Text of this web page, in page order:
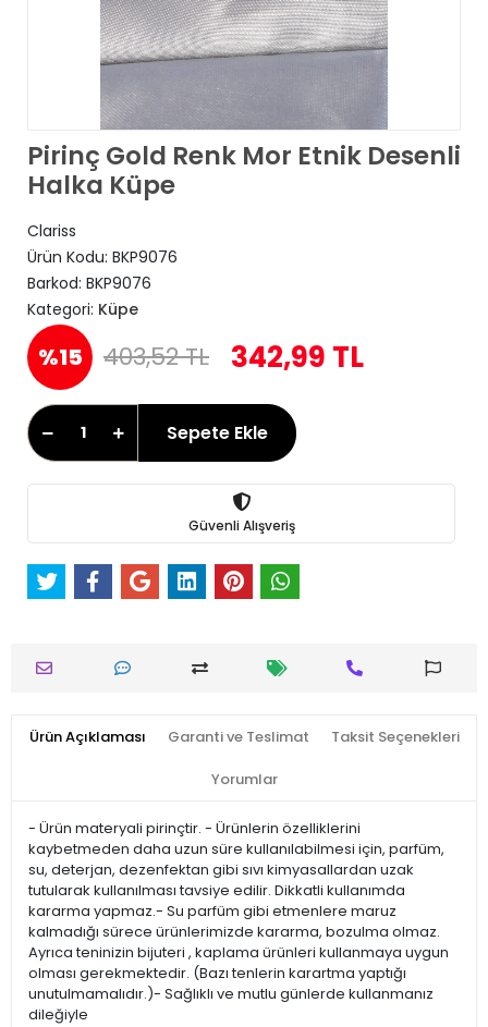
Pirinç Gold Renk Mor Etnik Desenli
Halka Küpe
Clariss
Ürün Kodu: BKP9076
Barkod: BKP9076
Kategori: Küpe
%15 403,52 TL 342,99 TL
Sepete Ekle
Güvenli Alışveriş
Ürün Açıklaması Garanti ve Teslimat Taksit Seçenekleri
Yorumlar
- Ürün materyali pirinçtir. - Ürünlerin özelliklerini
kaybetmeden daha uzun süre kullanılabilmesi için, parfüm,
su, deterjan, dezenfektan gibi sıvı kimyasallardan uzak
tutularak kullanılması tavsiye edilir. Dikkatli kullanımda
kararma yapmaz.- Su parfüm gibi etmenlere maruz
kalmadığı sürece ürünlerimizde kararma, bozulma olmaz.
Ayrıca teninizin bijuteri , kaplama ürünleri kullanmaya uygun
olması gerekmektedir. (Bazı tenlerin karartma yaptığı
unutulmamalıdır.)- Sağlıklı ve mutlu günlerde kullanmanız
dileğiyle